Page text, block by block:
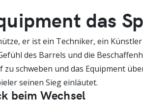
das
er ist ein Techniker, ein
des Barrels und die
schweben und das Equipment
seinen Sieg einläutet.
beim Wechsel